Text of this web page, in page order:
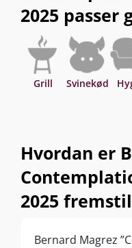
2025 passer
Grill Svinekød
Hvordan er
2025
Bernard Magrez